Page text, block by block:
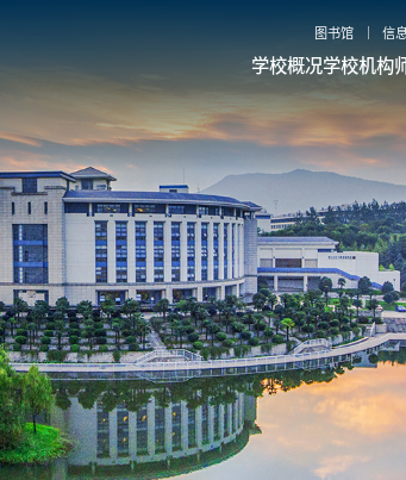
图书馆 信
学校概况学校机构